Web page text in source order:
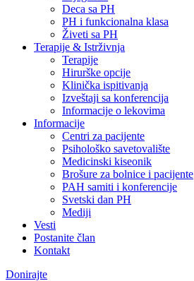
Deca sa PH
PH i funkcionalna klasa
Živeti sa PH
Terapije & Istrživnja
Terapije
Hirurške opcije
Klinička ispitivanja
Izveštaji sa konferencija
Informacije o lekovima
Informacije
Centri za pacijente
Psihološko savetovalište
Medicinski kiseonik
Brošure za bolnice i pacijente
PAH samiti i konferencije
Svetski dan PH
Mediji
Vesti
Postanite član
Kontakt
Donirajte